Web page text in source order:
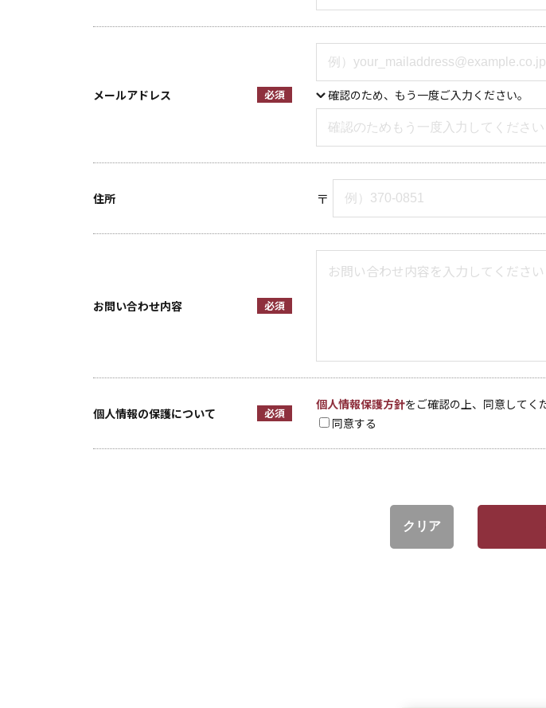
メールアドレス 必須 確認のため、もう一度ご入力ください。
住所 〒
お問い合わせ内容 必須
個人情報の保護について 必須
個人情報保護方針をご確認の上、同意してく
同意する
クリア